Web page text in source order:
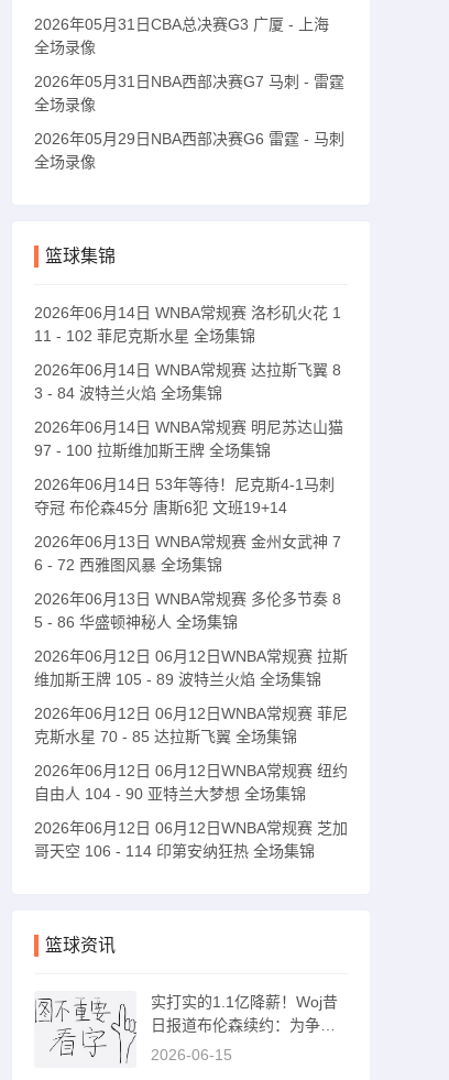
2026年05月31日CBA总决赛G3 广厦 - 上海
全场录像
2026年05月31日NBA西部决赛G7 马刺 - 雷霆
全场录像
2026年05月29日NBA西部决赛G6 雷霆 - 马刺
全场录像
篮球集锦
2026年06月14日 WNBA常规赛 洛杉矶火花 1
11 - 102 菲尼克斯水星 全场集锦
2026年06月14日 WNBA常规赛 达拉斯飞翼 8
3 - 84 波特兰火焰 全场集锦
2026年06月14日 WNBA常规赛 明尼苏达山猫
97 - 100 拉斯维加斯王牌 全场集锦
2026年06月14日 53年等待！尼克斯4-1马刺
夺冠 布伦森45分 唐斯6犯 文班19+14
2026年06月13日 WNBA常规赛 金州女武神 7
6 - 72 西雅图风暴 全场集锦
2026年06月13日 WNBA常规赛 多伦多节奏 8
5 - 86 华盛顿神秘人 全场集锦
2026年06月12日 06月12日WNBA常规赛 拉斯
维加斯王牌 105 - 89 波特兰火焰 全场集锦
2026年06月12日 06月12日WNBA常规赛 菲尼
克斯水星 70 - 85 达拉斯飞翼 全场集锦
2026年06月12日 06月12日WNBA常规赛 纽约
自由人 104 - 90 亚特兰大梦想 全场集锦
2026年06月12日 06月12日WNBA常规赛 芝加
哥天空 106 - 114 印第安纳狂热 全场集锦
篮球资讯
实打实的1.1亿降薪！Woj昔
日报道布伦森续约：为争冠
做出巨大让步
2026-06-15